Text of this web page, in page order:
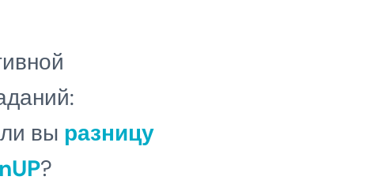
вы разницу
?